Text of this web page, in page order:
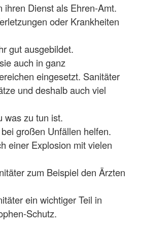
ihren Dienst als Ehren-Amt.
oder Krankheiten
gut ausgebildet.
auch in ganz
eingesetzt. Sanitäter
und deshalb auch viel
was zu tun ist.
großen Unfällen helfen.
einer Explosion mit vielen
zum Beispiel den Ärzten
ein wichtiger Teil in
Schutz.